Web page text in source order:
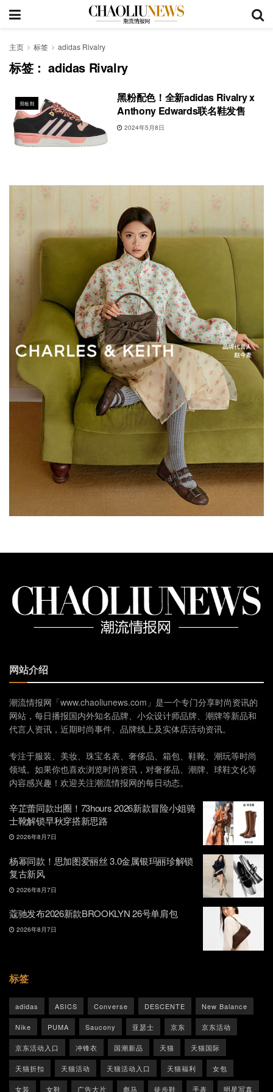
主页 标签 adidas Rivalry
标签：adidas Rivalry
滑板鞋
黑粉配色！全新adidas Rivalry x
Anthony Edwards联名鞋发售
2024年5月8日
网站介绍
潮流情报网「www.chaoliunews.com」是一个专门分享时尚资讯的
网站，每日播报国内外知名品牌、小众设计师品牌、潮牌等新品和
代言人资讯，近期时尚事件、品牌线上及实体店活动资讯。
专注于服装、美妆、珠宝名表、奢侈品、箱包、鞋靴、潮玩等时尚
领域。如果你也喜欢浏览时尚资讯，对奢侈品、潮牌、球鞋文化等
内容感兴趣！欢迎关注潮流情报网的每日动态。
辛芷蕾同款出圈！73hours 2026新款冒险小姐骑
士靴解锁早秋穿搭新思路
2026年8月7日
杨幂同款！思加图爱丽丝 3.0金属银玛丽珍解锁
复古新风
2026年8月7日
蔻驰发布2026新款BROOKLYN 26号单肩包
2026年8月7日
标签
adidas ASICS Converse DESCENTE New Balance
Nike PUMA Saucony 亚瑟士 京东 京东活动
京东活动入口 冲锋衣 国潮新品 天猫 天猫国际
天猫折扣 天猫活动 天猫活动入口 天猫福利 女包
女装 女鞋 广告大片 彪马 徒步鞋 手表 明星写真